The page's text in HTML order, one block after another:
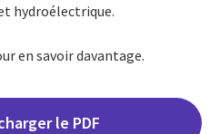
hydroélectrique.
en savoir davantage.
le PDF